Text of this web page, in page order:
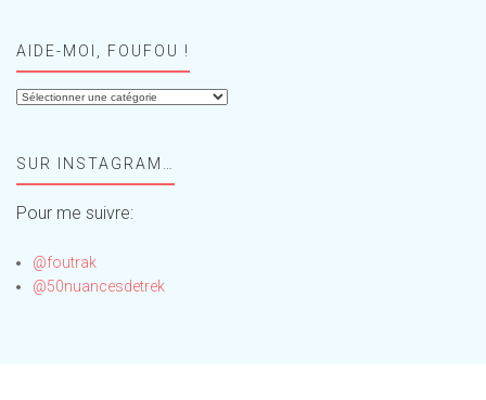
AIDE-MOI, FOUFOU !
Aide-
!SUR INSTAGRAM…
Pour me suivre:
@foutrak
@50nuancesdetrek